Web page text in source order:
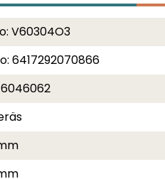
V60304O3
6417292070866
6046062